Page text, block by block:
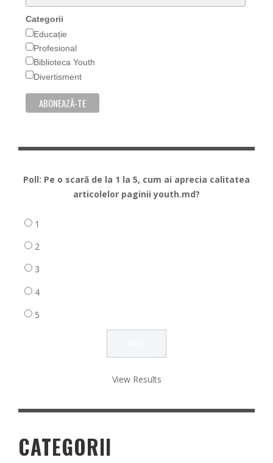
Categorii
Educație
Profesional
Biblioteca Youth
Divertisment
Poll: Pe o scară de la 1 la 5, cum ai aprecia calitatea
articolelor paginii youth.md?
1
2
3
4
5
View Results
CATEGORII